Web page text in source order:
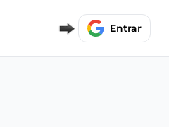
Entrar